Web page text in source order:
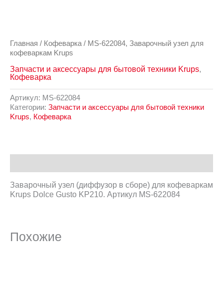
Главная / Кофеварка / MS-622084, Заварочный узел для
кофеваркам Krups
Запчасти и аксессуары для бытовой техники Krups,
Кофеварка
Артикул: MS-622084
Категории: Запчасти и аксессуары для бытовой техники
Krups, Кофеварка
Заварочный узел (диффузор в сборе) для кофеваркам
Krups Dolce Gusto KP210. Артикул MS-622084
Похожие